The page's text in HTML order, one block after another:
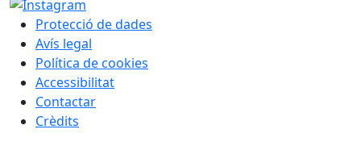
Protecció de dades
Avís legal
Política de cookies
Accessibilitat
Contactar
Crèdits